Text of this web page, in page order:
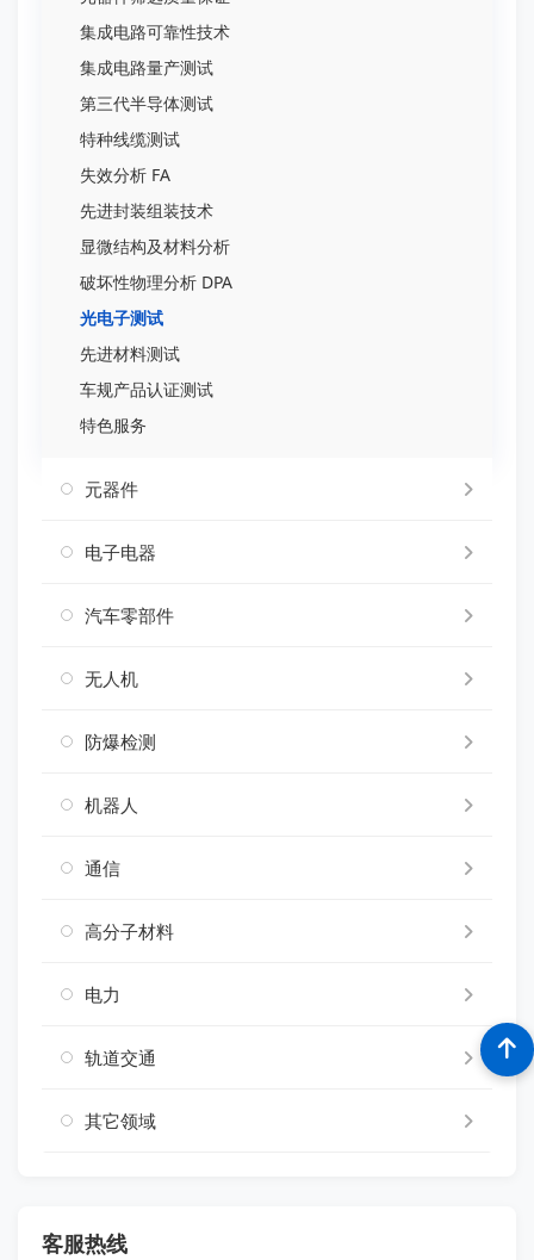
集成电路可靠性技术
集成电路量产测试
第三代半导体测试
特种线缆测试
失效分析 FA
先进封装组装技术
显微结构及材料分析
破坏性物理分析 DPA
光电子测试
先进材料测试
车规产品认证测试
特色服务
元器件
电子电器
汽车零部件
无人机
防爆检测
机器人
通信
高分子材料
电力
轨道交通
其它领域
客服热线